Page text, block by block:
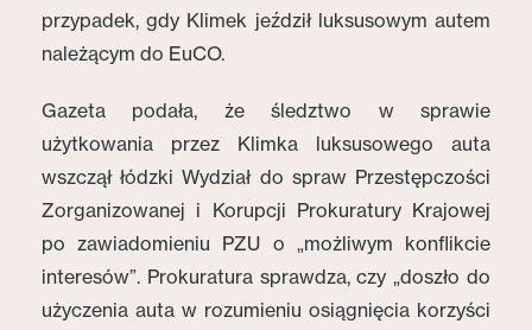
przypadek, gdy Klimek jeździł luksusowym autem
należącym do EuCO.
Gazeta podała, że śledztwo w sprawie
użytkowania przez Klimka luksusowego auta
wszczął łódzki Wydział do spraw Przestępczości
Zorganizowanej i Korupcji Prokuratury Krajowej
po zawiadomieniu PZU o „możliwym konflikcie
interesów”. Prokuratura sprawdza, czy „doszło do
użyczenia auta w rozumieniu osiągnięcia korzyści